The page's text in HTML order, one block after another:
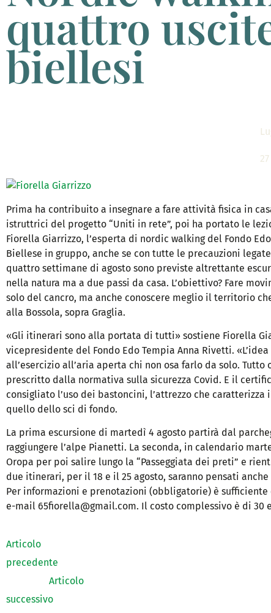
quattro
biellesi
27
Prima ha contribuito a insegnare a fare attività fisica in
istruttrici del progetto “Uniti in rete”, poi ha portato le
Fiorella Giarrizzo, l’esperta di nordic walking del Fondo
Biellese in gruppo, anche se con tutte le precauzioni
quattro settimane di agosto sono previste altrettante
nella natura ma a due passi da casa. L’obiettivo? Fare
solo del cancro, ma anche conoscere meglio il territorio
alla Bossola, sopra Graglia.
«Gli itinerari sono alla portata di tutti» sostiene Fiorella
vicepresidente del Fondo Edo Tempia Anna Rivetti.
all’esercizio all’aria aperta chi non osa farlo da solo.
prescritto dalla normativa sulla sicurezza Covid. E il
consigliato l’uso dei bastoncini, l’attrezzo che
quello dello sci di fondo.
La prima escursione di martedì 4 agosto partirà dal
raggiungere l’alpe Pianetti. La seconda, in calendario
Oropa per poi salire lungo la “Passeggiata dei preti” e
due itinerari, per il 18 e il 25 agosto, saranno pensati
Per informazioni e prenotazioni (obbligatorie) è
e-mail 65fiorella@gmail.com. Il costo complessivo è di 30
Articolo
precedente
Articolo
successivo